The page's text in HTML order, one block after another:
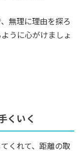
無理に理由を探ろ
うに心がけましょ
くいく
くれて、距離の取